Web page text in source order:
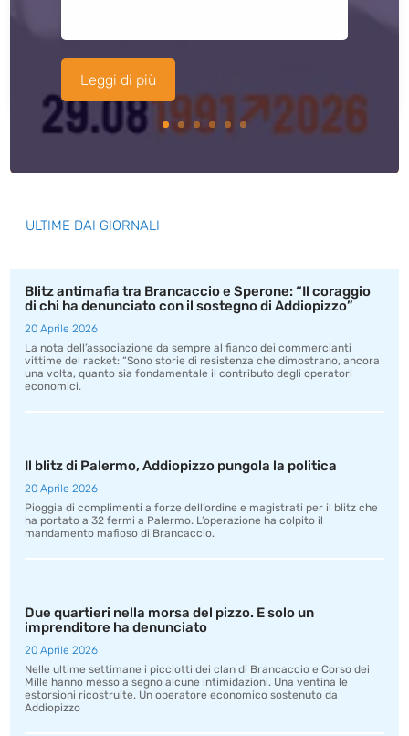
Leggi di più
ULTIME DAI GIORNALI
Blitz antimafia tra Brancaccio e Sperone: “Il coraggio
di chi ha denunciato con il sostegno di Addiopizzo”
20 Aprile 2026
La nota dell’associazione da sempre al fianco dei commercianti
vittime del racket: “Sono storie di resistenza che dimostrano, ancora
una volta, quanto sia fondamentale il contributo degli operatori
economici.
Il blitz di Palermo, Addiopizzo pungola la politica
20 Aprile 2026
Pioggia di complimenti a forze dell’ordine e magistrati per il blitz che
ha portato a 32 fermi a Palermo. L’operazione ha colpito il
mandamento mafioso di Brancaccio.
Due quartieri nella morsa del pizzo. E solo un
imprenditore ha denunciato
20 Aprile 2026
Nelle ultime settimane i picciotti dei clan di Brancaccio e Corso dei
Mille hanno messo a segno alcune intimidazioni. Una ventina le
estorsioni ricostruite. Un operatore economico sostenuto da
Addiopizzo